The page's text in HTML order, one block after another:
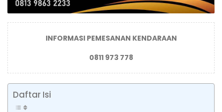
INFORMASI PEMESANAN KENDARAAN
0811 973 778
Daftar Isi